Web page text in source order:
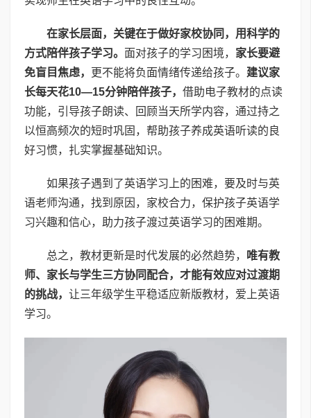
在家长层面，关键在于做好家校协同，用科学的
方式陪伴孩子学习。 面对孩子的学习困境， 家长要避
免盲目焦虑，
更不能将负面情绪传递给孩子。 建议家
长每天花10—15分钟陪伴孩子， 借助电子教材的点读
功能，引导孩子朗读、回顾当天所学内容，通过持之
以恒高频次的短时巩固，帮助孩子养成英语听读的良
好习惯，扎实掌握基础知识。
如果孩子遇到了英语学习上的困难，要及时与英
语老师沟通，找到原因，家校合力，保护孩子英语学
习兴趣和信心，助力孩子渡过英语学习的困难期。
总之，教材更新是时代发展的必然趋势，
唯有教
师、家长与学生三方协同配合，才能有效应对过渡期
的挑战， 让三年级学生平稳适应新版教材，爱上英语
学习。